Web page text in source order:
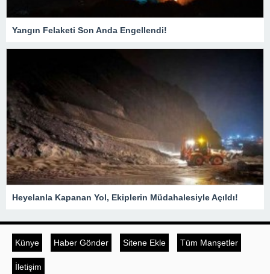
Yangın Felaketi Son Anda Engellendi!
Heyelanla Kapanan Yol, Ekiplerin Müdahalesiyle Açıldı!
Künye Haber Gönder Sitene Ekle Tüm Manşetler
İletişim